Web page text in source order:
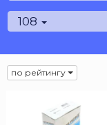
108
по рейтингу